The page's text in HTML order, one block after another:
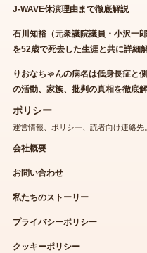
J-WAVE休演理由まで徹底解説
石川知裕（元衆議院議員・小沢一
を52歳で死去した生涯と共に詳細
りおなちゃんの病名は低身長症と
の活動、家族、批判の真相を徹底
ポリシー
運営情報、ポリシー、読者向け連絡先。
会社概要
お問い合わせ
私たちのストーリー
プライバシーポリシー
クッキーポリシー